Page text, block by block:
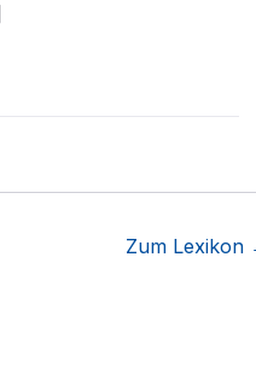
Zum Lexikon